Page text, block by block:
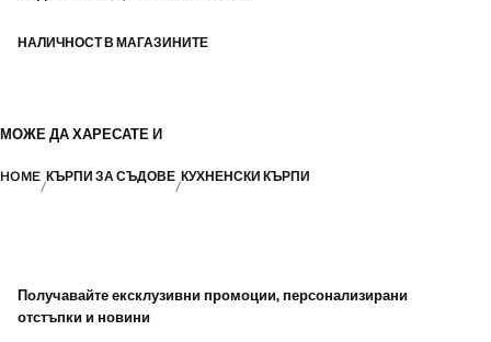
НАЛИЧНОСТ В МАГАЗИНИТЕ
МОЖЕ ДА ХАРЕСАТЕ И
HOME КЪРПИ ЗА СЪДОВЕ КУХНЕНСКИ КЪРПИ
Получавайте ексклузивни промоции, персонализирани
отстъпки и новини